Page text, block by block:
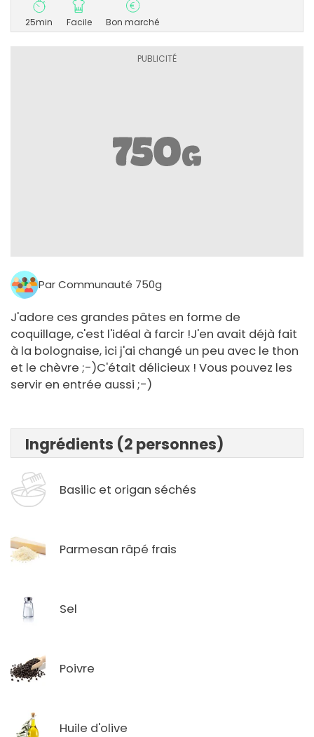
25min Facile Bon marché
Par Communauté 750g
J'adore ces grandes pâtes en forme de
coquillage, c'est l'idéal à farcir !J'en avait déjà fait
à la bolognaise, ici j'ai changé un peu avec le thon
et le chèvre ;-)C'était délicieux ! Vous pouvez les
servir en entrée aussi ;-)
Ingrédients (2 personnes)
Basilic et origan séchés
Parmesan râpé frais
Sel
Poivre
Huile d'olive